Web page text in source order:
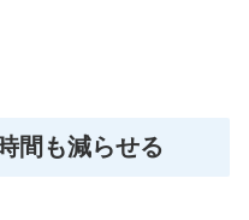
間も減らせる